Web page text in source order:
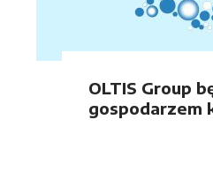
OLTIS Group
gospodarzem